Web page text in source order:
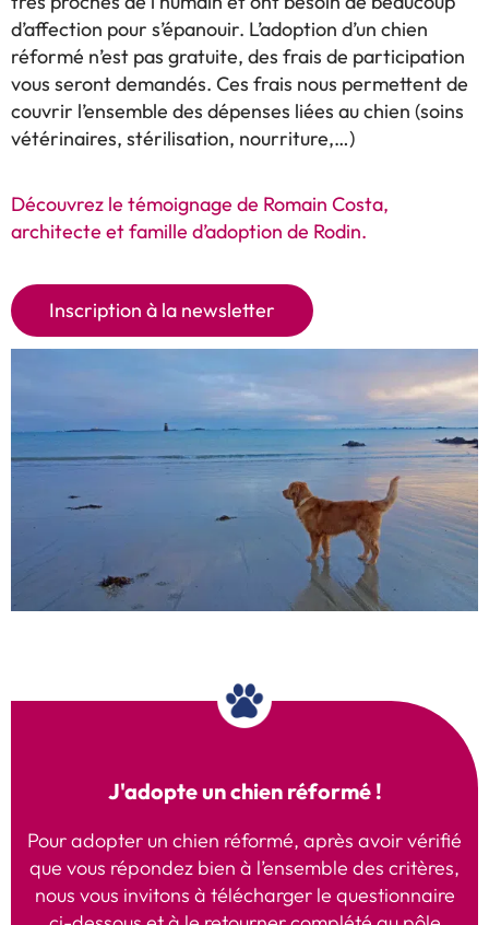
d’affection pour s’épanouir. L’adoption d’un chien
réformé n’est pas gratuite, des frais de participation
vous seront demandés. Ces frais nous permettent de
couvrir l’ensemble des dépenses liées au chien (soins
vétérinaires, stérilisation, nourriture,…)
Découvrez le témoignage de Romain Costa,
architecte et famille d’adoption de Rodin.
Inscription à la newsletter
J'adopte un chien réformé !
Pour adopter un chien réformé, après avoir vérifié
que vous répondez bien à l’ensemble des critères,
nous vous invitons à télécharger le questionnaire